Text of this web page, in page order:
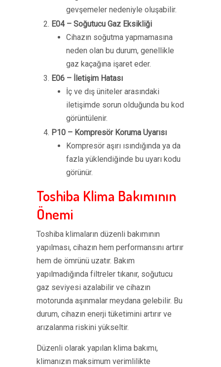
gevşemeler nedeniyle oluşabilir.
E04 – Soğutucu Gaz Eksikliği
Cihazın soğutma yapmamasına
neden olan bu durum, genellikle
gaz kaçağına işaret eder.
E06 – İletişim Hatası
İç ve dış üniteler arasındaki
iletişimde sorun olduğunda bu kod
görüntülenir.
P10 – Kompresör Koruma Uyarısı
Kompresör aşırı ısındığında ya da
fazla yüklendiğinde bu uyarı kodu
görünür.
Toshiba Klima Bakımının
Önemi
Toshiba klimaların düzenli bakımının
yapılması, cihazın hem performansını artırır
hem de ömrünü uzatır. Bakım
yapılmadığında filtreler tıkanır, soğutucu
gaz seviyesi azalabilir ve cihazın
motorunda aşınmalar meydana gelebilir. Bu
durum, cihazın enerji tüketimini artırır ve
arızalanma riskini yükseltir.
Düzenli olarak yapılan klima bakımı,
klimanızın maksimum verimlilikte